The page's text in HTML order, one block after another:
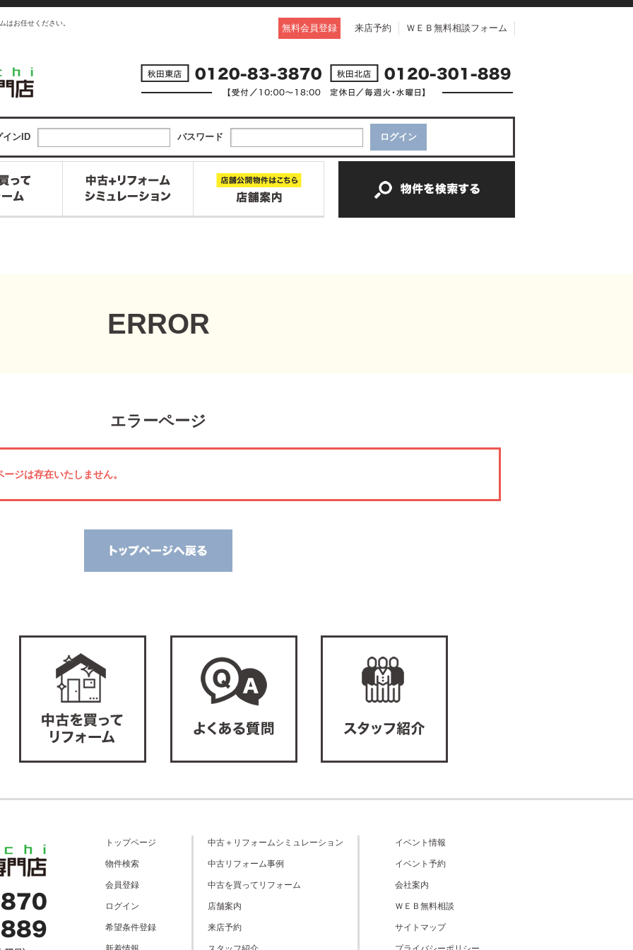
はお任せください。 無料会員登録 来店予約 ＷＥＢ無料相談フォーム
インID パスワード
ERROR
エラーページ
は存在いたしません。
トップページ
物件検索
会員登録
ログイン
希望条件登録
中古＋リフォームシミュレーション
中古リフォーム事例
中古を買ってリフォーム
店舗案内
来店予約
イベント情報
イベント予約
会社案内
ＷＥＢ無料相談
サイトマップ